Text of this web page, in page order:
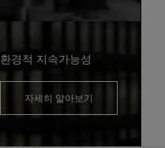
환경적 지속가능성
자세히 알아보기